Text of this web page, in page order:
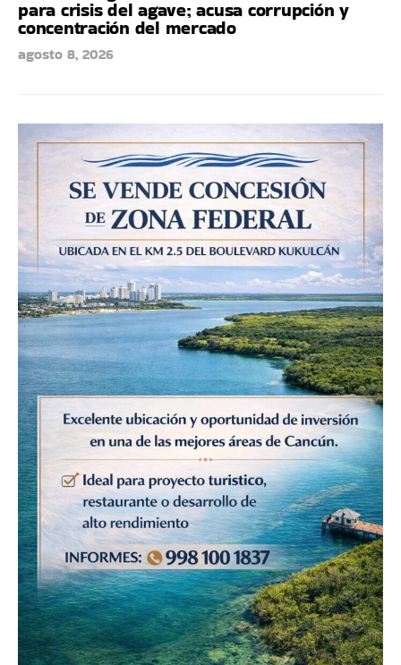
para crisis del agave; acusa corrupción y
concentración del mercado
agosto 8, 2026